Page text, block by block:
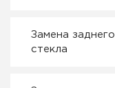
Замена заднего
стекла